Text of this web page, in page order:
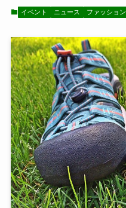
イベント ニュース ファッション